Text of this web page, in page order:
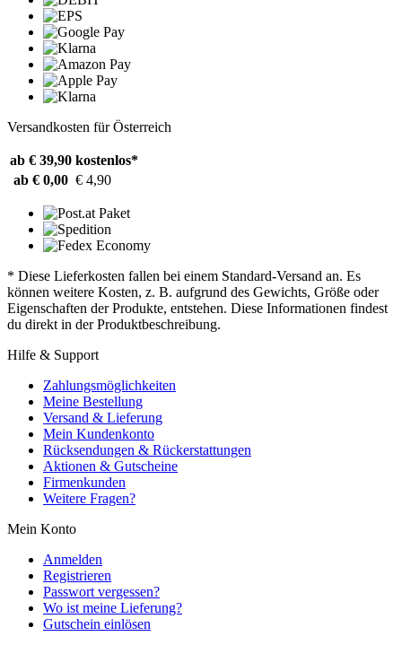
Versandkosten für Österreich
ab € 39,90 kostenlos*
ab € 0,00 € 4,90
* Diese Lieferkosten fallen bei einem Standard-Versand an. Es
können weitere Kosten, z. B. aufgrund des Gewichts, Größe oder
Eigenschaften der Produkte, entstehen. Diese Informationen findest
du direkt in der Produktbeschreibung.
Hilfe & Support
Zahlungsmöglichkeiten
Meine Bestellung
Versand & Lieferung
Mein Kundenkonto
Rücksendungen & Rückerstattungen
Aktionen & Gutscheine
Firmenkunden
Weitere Fragen?
Mein Konto
Anmelden
Registrieren
Passwort vergessen?
Wo ist meine Lieferung?
Gutschein einlösen